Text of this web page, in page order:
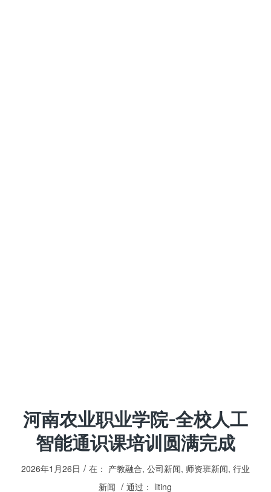
河南农业职业学院-全校人工
智能通识课培训圆满完成
2026年1月26日 / 在： 产教融合, 公司新闻, 师资班新闻, 行业
新闻 / 通过： liting